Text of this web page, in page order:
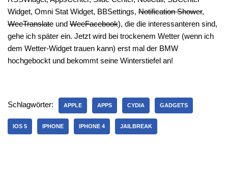
Widget, Omni Stat Widget, BBSettings, Notification Shower,
WeeTranslate und WeeFacebook), die die interessanteren sind,
gehe ich später ein. Jetzt wird bei trockenem Wetter (wenn ich
dem Wetter-Widget trauen kann) erst mal der BMW
hochgebockt und bekommt seine Winterstiefel an!
Schlagwörter: APPLE APPS CYDIA GADGETS
IOS 5 IPHONE IPHONE 4 JAILBREAK